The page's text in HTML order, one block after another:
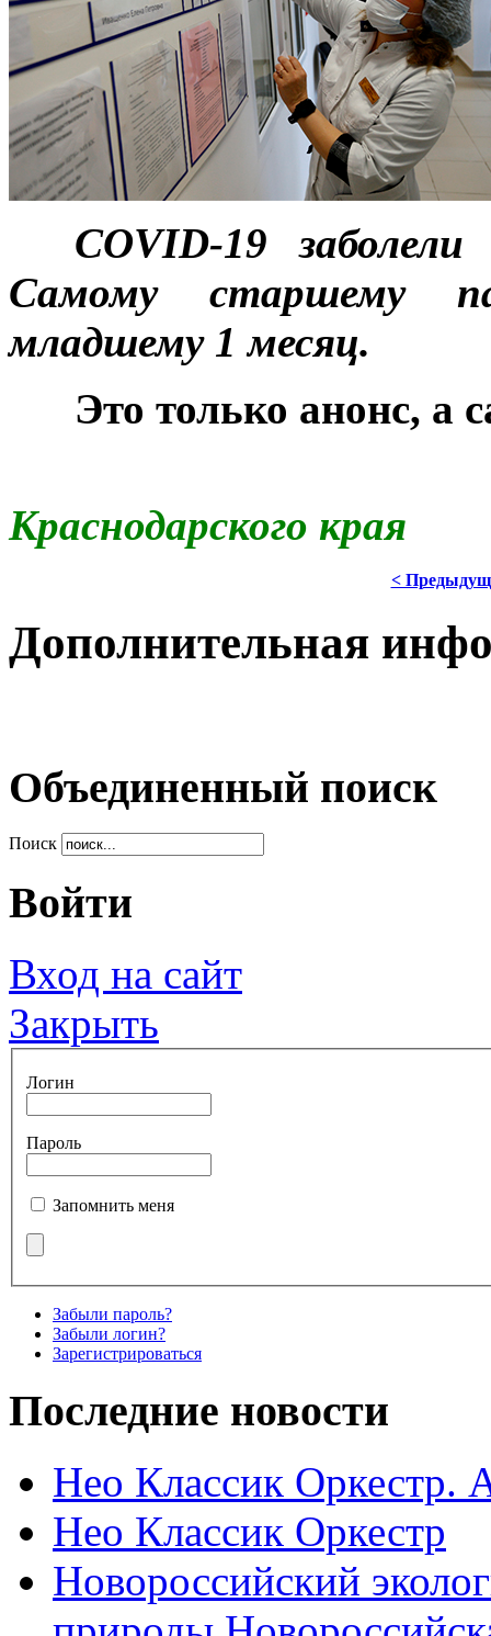
COVID-19
Самому старшему
младшему 1 месяц.
Это только анонс, а
Краснодарского края
<
Дополнительная
Объединенный поиск
Поиск
Войти
Вход на сайт
Закрыть
Логин
Пароль
Запомнить меня
Забыли пароль?
Забыли логин?
Зарегистрироваться
Последние новости
Нео Классик Оркестр.
Нео Классик Оркестр
Новороссийский